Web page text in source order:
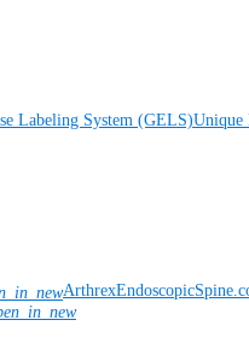
Labeling System (GELS)Unique